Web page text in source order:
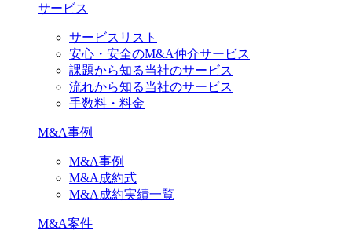
サービス
サービスリスト
安心・安全のM&A仲介サービス
課題から知る当社のサービス
流れから知る当社のサービス
手数料・料金
M&A事例
M&A事例
M&A成約式
M&A成約実績一覧
M&A案件